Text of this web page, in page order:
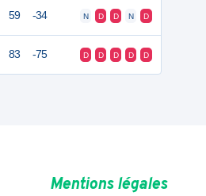
59 -34 N D D N D
83 -75 D D D D D
Mentions légales